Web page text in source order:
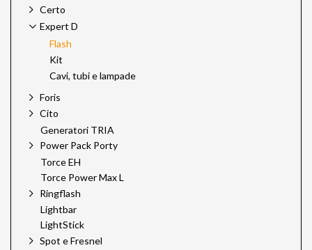
Certo
Expert D
Flash
Kit
Cavi, tubi e lampade
Foris
Cito
Generatori TRIA
Power Pack Porty
Torce EH
Torce Power Max L
Ringflash
Lightbar
LightStick
Spot e Fresnel